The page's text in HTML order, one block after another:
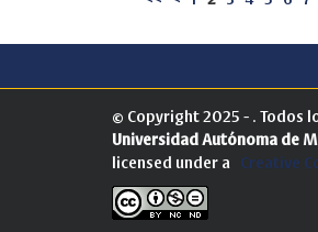
© Copyright 2025 - . Todos
Universidad Autónoma de
licensed under a Creative